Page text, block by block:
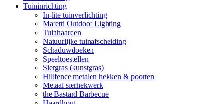
Tuininrichting
In-lite tuinverlichting
Maretti Outdoor Lighting
Tuinhaarden
Natuurlijke tuinafscheiding
Schaduwdoeken
Speeltoestellen
Siergras (kunstgras)
Hillfence metalen hekken & poorten
Metaal sierhekwerk
the Bastard Barbecue